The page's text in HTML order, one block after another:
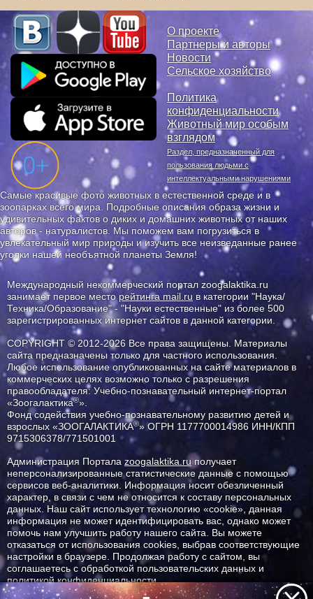
О проекте
Партнеры и авторы
Новости
Сельское хозяйство
Политика
конфиденциальности
Животный мир особым
взглядом
Раздел, предназначенный для
пользования людьми с
интеллектуальными нарушениями
Самые красивые фото животных в естественной среде и в
зоопарках всего мира. Подробные описания образа жизни и
удивительных фактов о диких и домашних животных от наших
авторов - натуралистов. Мы поможем вам погрузиться в
увлекательный мир природы и изучить все неизведанные ранее
уголки нашей необъятной планеты Земля!
Международный некоммерческий портал zoogalaktika.ru
занимает первое месторейтинга mail.ru в категории "Наука/
Техника/Образование" - "Науки естественные" из более 500
зарегистрированных интернет сайтов в данной категории.
COPYRIGHT © 2012-2026 Все права защищены. Материалы
сайта предназначены только для частного использования.
Любое использование опубликованных на сайте материалов в
коммерческих целях возможно только с разрешения
правообладателя: Учебно-познавательный интернет-портал
«Зоогалактика®».
Фонд содействия учебно-познавательному развитию детей и
взрослых «ЗООГАЛАКТИКА®» ОГРН 1177700014986 ИНН/КПП
9715306378/771501001
Администрация Портала zoogalaktika.ruполучает
неперсонализированные статистические данные с помощью
сервисов веб-аналитики. Информация носит обезличенный
характер, в связи с чем не относится к составу персональных
данных. Наш сайт использует технологию «cookie», данная
информация не может идентифицировать вас, однако может
помочь нам улучшить работу нашего сайта. Вы можете
отказаться от использования cookies, выбрав соответствующие
настройки в браузере. Продолжая работу с сайтом, вы
соглашаетесь с обработкой пользовательских данных и
политикой конфиденциальности.